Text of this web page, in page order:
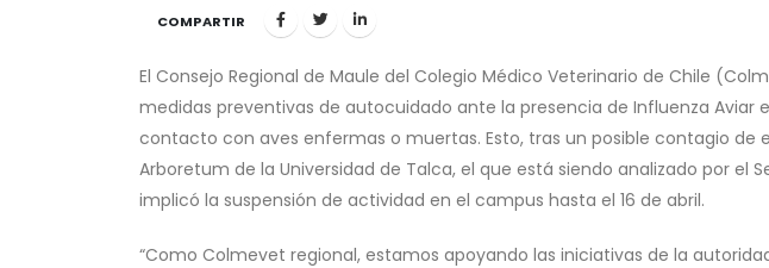
COMPARTIR
El Consejo Regional de Maule del Colegio Médico Veterinario de Chile
medidas preventivas de autocuidado ante la presencia de Influenza Aviar
contacto con aves enfermas o muertas. Esto, tras un posible contagio de
Arboretum de la Universidad de Talca, el que está siendo analizado por el
implicó la suspensión de actividad en el campus hasta el 16 de abril.
“Como Colmevet regional, estamos apoyando las iniciativas de la